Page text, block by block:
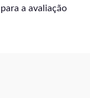
a avaliação